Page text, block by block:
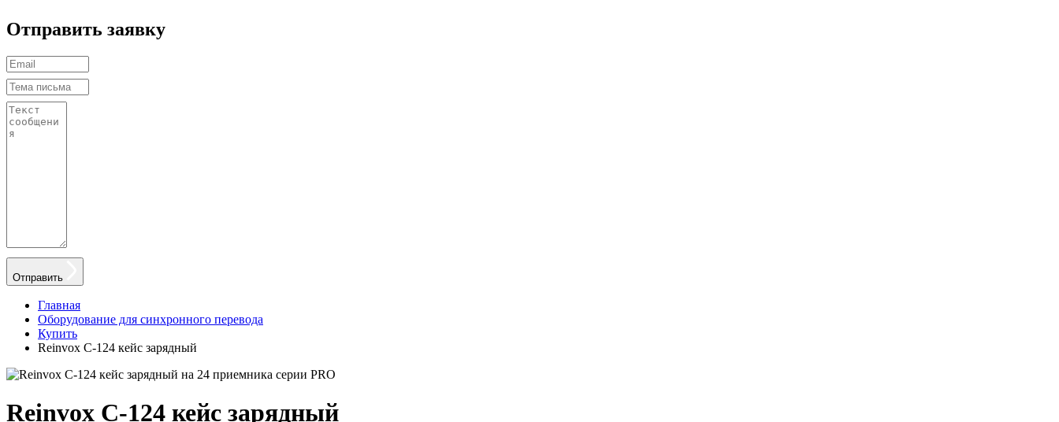
Оборудование для синхронного перевода
Купить
Reinvox C-124 кейс зарядный
Reinvox C-124 кейс зарядный